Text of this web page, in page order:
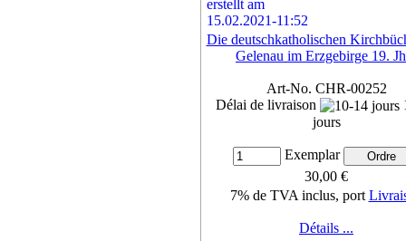
Die deutschkatholischen
Gelenau im Erzgebirge 19.
Art-No. CHR-00252
Délai de livraison
jours
Exemplar
30,00 €
7% de TVA inclus, port
Détails ...